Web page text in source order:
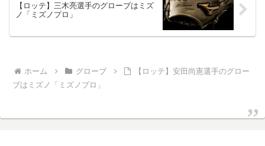
【ロッテ】三木亮選手のグローブはミズ
ノ「ミズノプロ」
ホーム グローブ
【ロッテ】安田尚憲選手のグロー
ブはミズノ「ミズノプロ」